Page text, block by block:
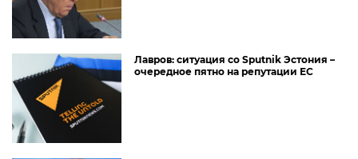
Лавров: ситуация со Sputnik Эстония –
очередное пятно на репутации ЕС